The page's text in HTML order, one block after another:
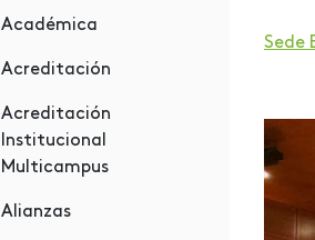
Académica
Acreditación
Acreditación
Institucional
Multicampus
Alianzas
Sede